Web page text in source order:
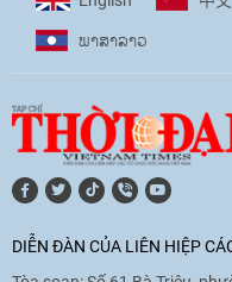
11:10|17/06/2026
ພາ​ສາ​ລາວ
DIỄN ĐÀN CỦA LIÊN HIỆP